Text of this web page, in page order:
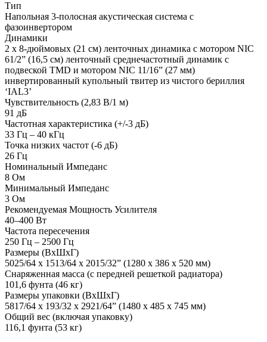
Тип
Напольная 3-полосная акустическая система с
фазоинвертором
Динамики
2 x 8-дюймовых (21 см) ленточных динамика с мотором NIC
61/2” (16,5 см) ленточный среднечастотный динамик с
подвеской TMD и мотором NIC 11/16” (27 мм)
инвертированный купольный твитер из чистого бериллия
‘IAL3’
Чувствительность (2,83 В/1 м)
91 дБ
Частотная характеристика (+/-3 дБ)
33 Гц – 40 кГц
Точка низких частот (-6 дБ)
26 Гц
Номинальный Импеданс
8 Ом
Минимальный Импеданс
3 Ом
Рекомендуемая Мощность Усилителя
40–400 Вт
Частота пересечения
250 Гц – 2500 Гц
Размеры (ВxШxГ)
5025/64 x 1513/64 x 2015/32” (1280 x 386 x 520 мм)
Снаряженная масса (с передней решеткой радиатора)
101,6 фунта (46 кг)
Размеры упаковки (ВxШxГ)
5817/64 x 193/32 x 2921/64” (1480 x 485 x 745 мм)
Общий вес (включая упаковку)
116,1 фунта (53 кг)